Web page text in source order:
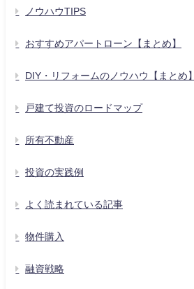
ノウハウTIPS
おすすめアパートローン【まとめ】
DIY・リフォームのノウハウ【まとめ】
戸建て投資のロードマップ
所有不動産
投資の実践例
よく読まれている記事
物件購入
融資戦略